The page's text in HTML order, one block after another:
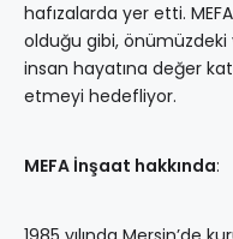
hafızalarda yer etti.
olduğu gibi, önümüzdeki
insan hayatına değer
etmeyi hedefliyor.
MEFA İnşaat hakkında: